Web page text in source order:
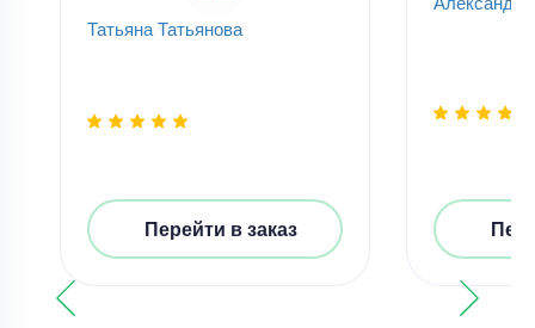
Татьяна Татьянова
Перейти в заказ